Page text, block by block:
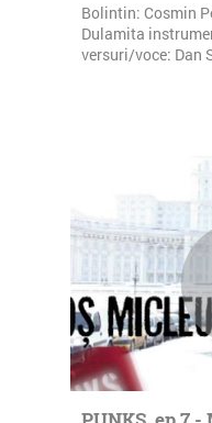
Bolintin: Cosmin
Dulamita
versuri/voce: Dan